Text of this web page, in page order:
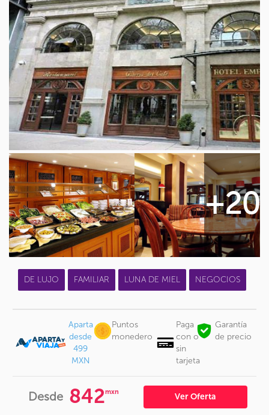
+20
DE LUJO FAMILIAR LUNA DE MIEL NEGOCIOS
Aparta
desde
499
MXN
Puntos
monedero
Paga
con o
sin
tarjeta
Garantía
de precio
Desde 842mxn Ver Oferta